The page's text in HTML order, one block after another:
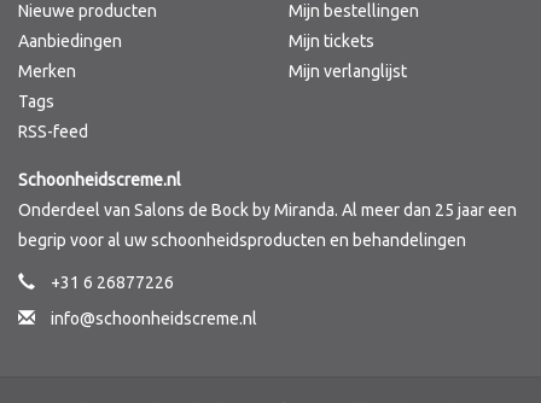
Nieuwe producten
Aanbiedingen
Merken
Tags
RSS-feed
Mijn bestellingen
Mijn tickets
Mijn verlanglijst
Schoonheidscreme.nl
Onderdeel van Salons de Bock by Miranda. Al meer dan 25 jaar een
begrip voor al uw schoonheidsproducten en behandelingen
+31 6 26877226
info@schoonheidscreme.nl